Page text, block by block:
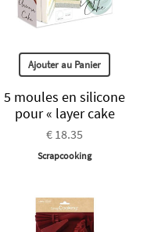
Ajouter au Panier
5 moules en silicone
pour « layer cake
€ 18.35
Scrapcooking